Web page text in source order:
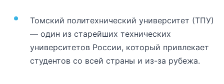
Томский политехнический университет (ТПУ)
— один из старейших технических
университетов России, который привлекает
студентов со всей страны и из-за рубежа.